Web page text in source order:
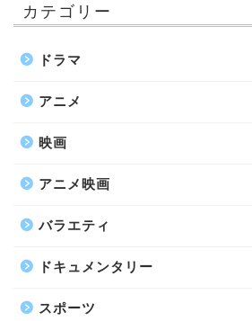
カテゴリー
ドラマ
アニメ
映画
アニメ映画
バラエティ
ドキュメンタリー
スポーツ